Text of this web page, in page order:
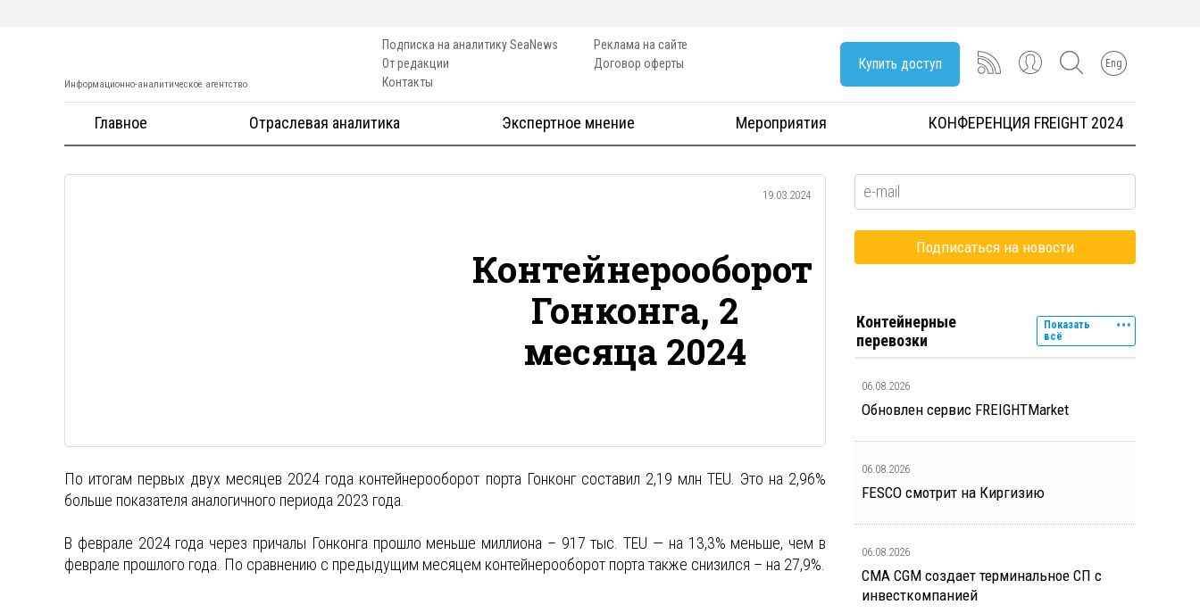
Информационно-аналитическое агентство
Подписка на аналитику SeaNews
От редакции
Контакты
Реклама на сайте
Договор оферты
Купить доступ Eng
Главное Отраслевая аналитика Экспертное мнение Мероприятия КОНФЕРЕНЦИЯ FREIGHT 2024
19.03.2024
Контейнерооборот
Гонконга, 2
месяца 2024
По итогам первых двух месяцев 2024 года контейнерооборот порта Гонконг составил 2,19 млн TEU. Это на 2,96%
больше показателя аналогичного периода 2023 года.
В феврале 2024 года через причалы Гонконга прошло меньше миллиона – 917 тыс. TEU — на 13,3% меньше, чем в
феврале прошлого года. По сравнению с предыдущим месяцем контейнерооборот порта также снизился – на 27,9%.
Контейнерные
перевозки
Показать
всё
06.08.2026
Обновлен сервис FREIGHTMarket
06.08.2026
FESCO смотрит на Киргизию
06.08.2026
CMA CGM создает терминальное СП с
инвесткомпанией